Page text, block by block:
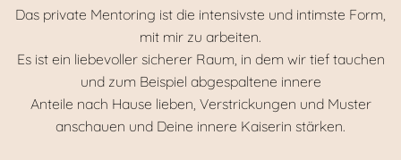
Das private Mentoring ist die intensivste und intimste Form,
mit mir zu arbeiten.
Es ist ein liebevoller sicherer Raum, in dem wir tief tauchen
und zum Beispiel abgespaltene innere
Anteile nach Hause lieben, Verstrickungen und Muster
anschauen und Deine innere Kaiserin stärken.